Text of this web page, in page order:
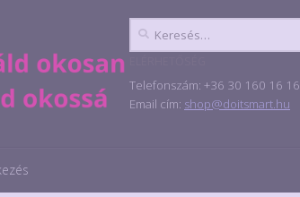
Keresés:
Telefonszám: +36 30 160 16 16
Email cím: shop@doitsmart.hu